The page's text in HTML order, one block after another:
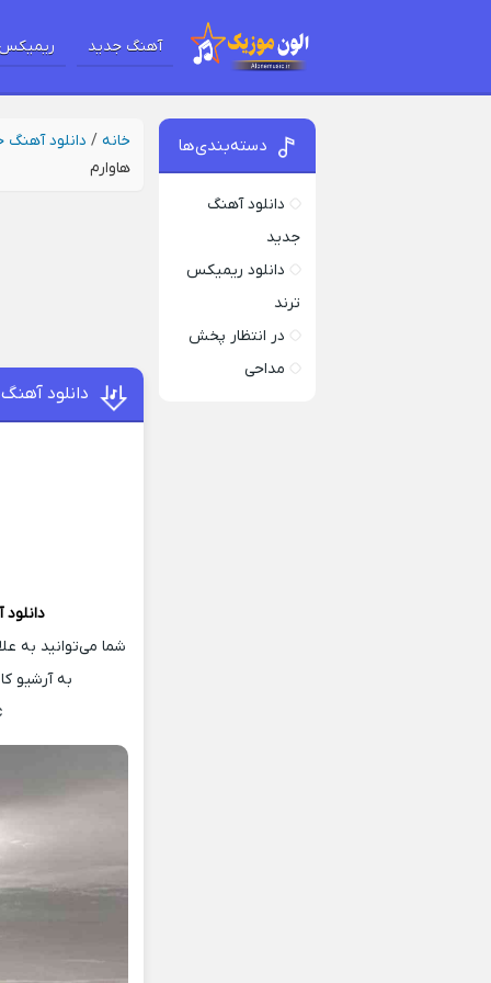
آهنگ جدید
خانه / دانلود آهنگ
هاوارم
دانلود
شما می‌توانید به
به آرشیو
دسته‌بندی‌ها
دانلود آهنگ
جدید
دانلود ریمیکس
ترند
در انتظار پخش
مداحی